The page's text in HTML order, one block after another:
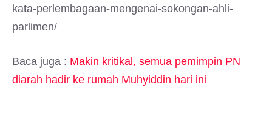
kata-perlembagaan-mengenai-sokongan-ahli-
parlimen/
Baca juga : Makin kritikal, semua pemimpin PN
diarah hadir ke rumah Muhyiddin hari ini